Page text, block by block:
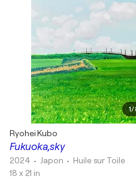
1/
Fukuoka,sky
Ryohei Kubo
2024 • Japon • Huile sur Toile
18 x 21 in